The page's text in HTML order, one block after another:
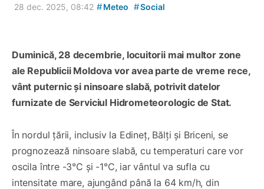
28 dec. 2025, 08:42 #Meteo #Social
Duminică, 28 decembrie, locuitorii mai multor zone
ale Republicii Moldova vor avea parte de vreme rece,
vânt puternic și ninsoare slabă, potrivit datelor
furnizate de Serviciul Hidrometeorologic de Stat.
În nordul țării, inclusiv la Edineț, Bălți și Briceni, se
prognozează ninsoare slabă, cu temperaturi care vor
oscila între -3°C și -1°C, iar vântul va sufla cu
intensitate mare, ajungând până la 64 km/h, din